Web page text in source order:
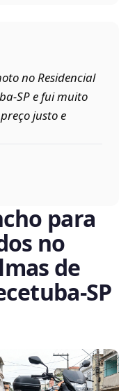
no Residencial
e fui muito
justo e
para
no
de